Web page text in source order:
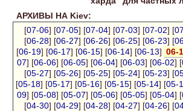
АРХИВЫ НА Kiev:
[07-06] [07-05] [07-04] [07-03] [07-02] [
[06-28] [06-27] [06-26] [06-25] [06-23] [
[06-19] [06-17] [06-15] [06-14] [06-13] 06-
07] [06-06] [06-05] [06-04] [06-03] [06-02] [
[05-27] [05-26] [05-25] [05-24] [05-23] [
[05-18] [05-17] [05-16] [05-15] [05-14] [05-
09] [05-08] [05-07] [05-06] [05-05] [05-04] [
[04-30] [04-29] [04-28] [04-27] [04-26] [